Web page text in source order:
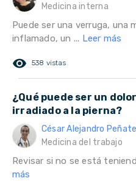
Medicina interna
Puede ser una verruga, una
inflamado, un ... Leer más
remove_red_eye 538 vistas
¿Qué puede ser un
irradiado a la pierna?
César Alejandro
Medicina del trabajo
Revisar si no se está
más